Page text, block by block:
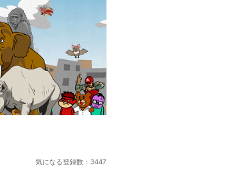
気になる登録数： 3447